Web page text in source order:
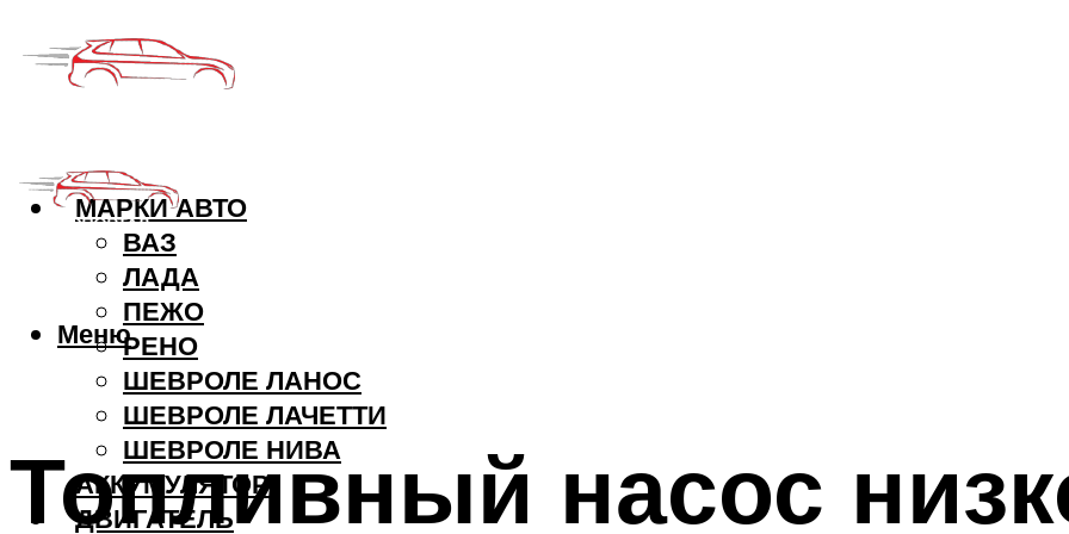
МАРКИ АВТО
ВАЗ
ЛАДА
ПЕЖО
РЕНО
ШЕВРОЛЕ ЛАНОС
ШЕВРОЛЕ ЛАЧЕТТИ
ШЕВРОЛЕ НИВА
АККУМУЛЯТОР
ДВИГАТЕЛЬ
Меню
Топливный насос